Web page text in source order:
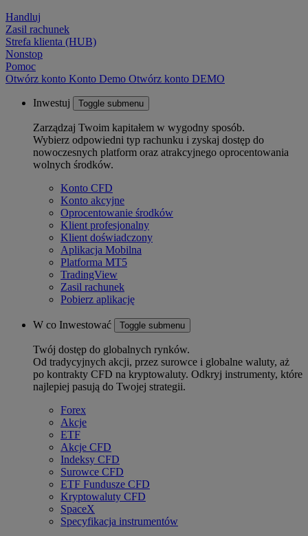
Handluj
Zasil rachunek
Strefa klienta (HUB)
Nonstop
Pomoc
Otwórz konto Konto Demo Otwórz konto DEMO
Inwestuj Toggle submenu
Zarządzaj Twoim kapitałem w wygodny sposób.
Wybierz odpowiedni typ rachunku i zyskaj dostęp do
nowoczesnych platform oraz atrakcyjnego oprocentowania
wolnych środków.
Konto CFD
Konto akcyjne
Oprocentowanie środków
Klient profesjonalny
Klient doświadczony
Aplikacja Mobilna
Platforma MT5
TradingView
Zasil rachunek
Pobierz aplikację
W co Inwestować Toggle submenu
Twój dostęp do globalnych rynków.
Od tradycyjnych akcji, przez surowce i globalne waluty, aż
po kontrakty CFD na kryptowaluty. Odkryj instrumenty, które
najlepiej pasują do Twojej strategii.
Forex
Akcje
ETF
Akcje CFD
Indeksy CFD
Surowce CFD
ETF Fundusze CFD
Kryptowaluty CFD
SpaceX
Specyfikacja instrumentów